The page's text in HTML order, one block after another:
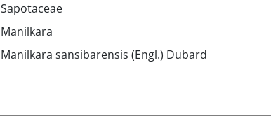
Sapotaceae
Manilkara
Manilkara sansibarensis (Engl.) Dubard